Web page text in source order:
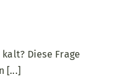
Diese Frage
[...]